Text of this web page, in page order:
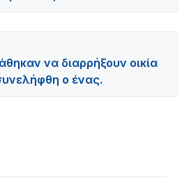
να διαρρήξουν οικία
ο ένας.